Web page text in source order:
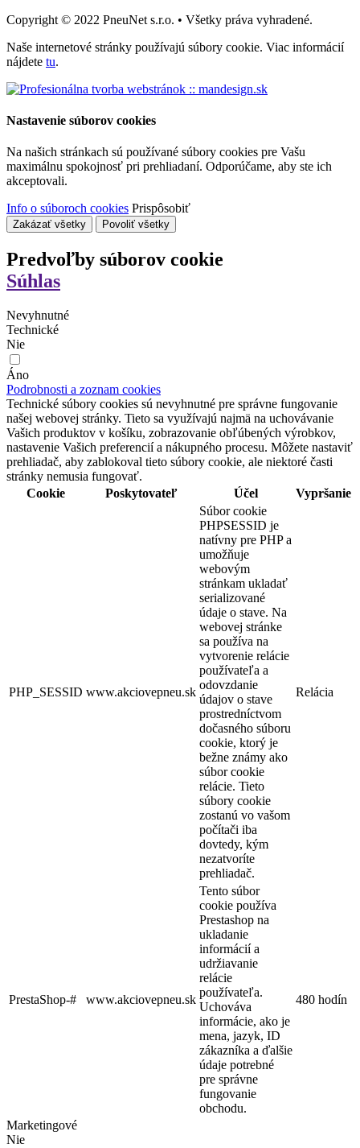
Copyright © 2022 PneuNet s.r.o. • Všetky práva vyhradené.
Naše internetové stránky používajú súbory cookie. Viac informácií
nájdete tu.
Nastavenie súborov cookies
Na našich stránkach sú používané súbory cookies pre Vašu
maximálnu spokojnosť pri prehliadaní. Odporúčame, aby ste ich
akceptovali.
Info o súboroch cookies Prispôsobiť
Zakázať všetky Povoliť všetky
Predvoľby súborov cookie
Súhlas
Nevyhnutné
Technické
Nie
Áno
Podrobnosti a zoznam cookies
Technické súbory cookies sú nevyhnutné pre správne fungovanie
našej webovej stránky. Tieto sa využívajú najmä na uchovávanie
Vašich produktov v košíku, zobrazovanie obľúbených výrobkov,
nastavenie Vašich preferencií a nákupného procesu. Môžete nastaviť
prehliadač, aby zablokoval tieto súbory cookie, ale niektoré časti
stránky nemusia fungovať.
Cookie
Poskytovateľ Účel Vypršanie
PHP_SESSID www.akciovepneu.sk
Súbor cookie
PHPSESSID je
natívny pre PHP a
umožňuje
webovým
stránkam ukladať
serializované
údaje o stave. Na
webovej stránke
sa používa na
vytvorenie relácie
používateľa a
odovzdanie
údajov o stave
prostredníctvom
dočasného súboru
cookie, ktorý je
bežne známy ako
súbor cookie
relácie. Tieto
súbory cookie
zostanú vo vašom
počítači iba
dovtedy, kým
nezatvoríte
prehliadač.
Relácia
PrestaShop-# www.akciovepneu.sk
Tento súbor
cookie používa
Prestashop na
ukladanie
informácií a
udržiavanie
relácie
používateľa.
Uchováva
informácie, ako je
mena, jazyk, ID
zákazníka a ďalšie
údaje potrebné
pre správne
fungovanie
obchodu.
480 hodín
Marketingové
Nie